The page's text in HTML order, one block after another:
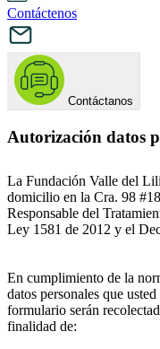
Contáctenos
Contáctanos
Autorización datos
La Fundación Valle del
domicilio en la Cra. 98
Responsable del
Ley 1581 de 2012 y el
En cumplimiento de la
datos personales que
formulario serán
finalidad de: